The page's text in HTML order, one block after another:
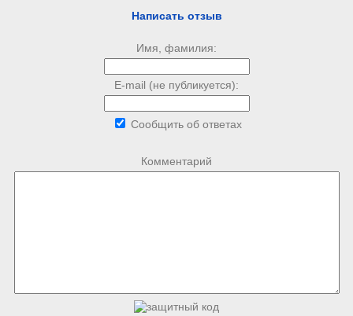
Написать отзыв
Имя, фамилия:
E-mail (не публикуется):
Сообщить об ответах
Комментарий